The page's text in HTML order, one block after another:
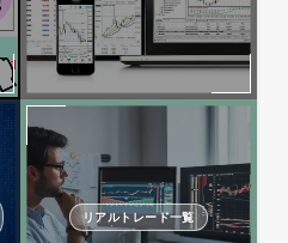
リアルトレード一覧